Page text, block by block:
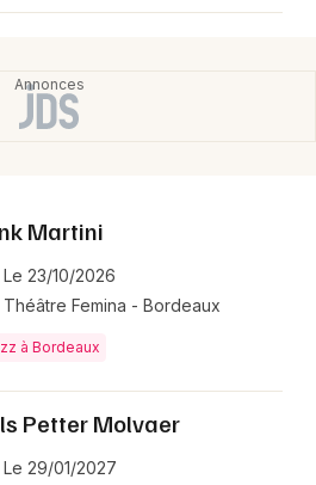
Martini
Le 23/10/2026
Théâtre Femina - Bordeaux
à Bordeaux
Petter Molvaer
Le 29/01/2027